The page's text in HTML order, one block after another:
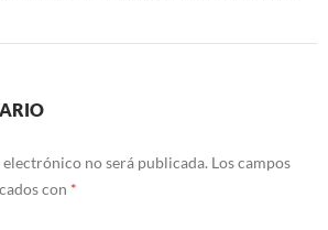
no será publicada. Los campos
con *